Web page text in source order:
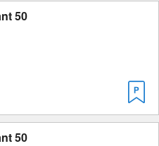
50
50